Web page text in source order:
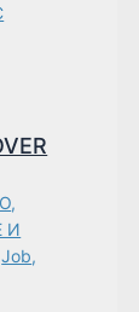
,
И
Job,